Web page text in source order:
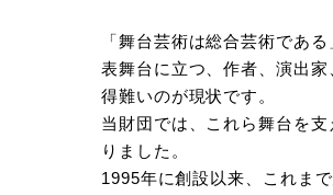
「舞台芸術は総合芸術であ
表舞台に立つ、作者、演出
得難いのが現状です。
当財団では、これら舞台を
りました。
1995年に創設以来、これま